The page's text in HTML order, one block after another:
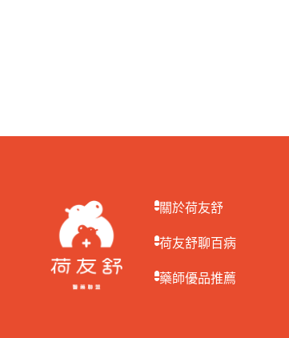
關於荷友舒
荷友舒聊百病
藥師優品推薦